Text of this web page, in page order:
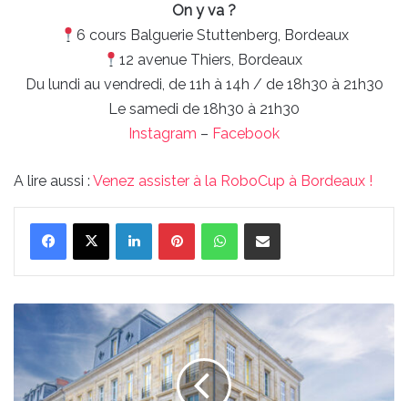
On y va ?
6 cours Balguerie Stuttenberg, Bordeaux
12 avenue Thiers, Bordeaux
Du lundi au vendredi, de 11h à 14h / de 18h30 à 21h30
Le samedi de 18h30 à 21h30
Instagram – Facebook
A lire aussi : Venez assister à la RoboCup à Bordeaux !
LinkedinPinterestWhatsAppPartager par email
dans
l'école